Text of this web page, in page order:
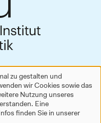
gGmbH
0
zu gestalten und
wir Cookies sowie das
Nutzung unseres
Eine
finden Sie in unserer